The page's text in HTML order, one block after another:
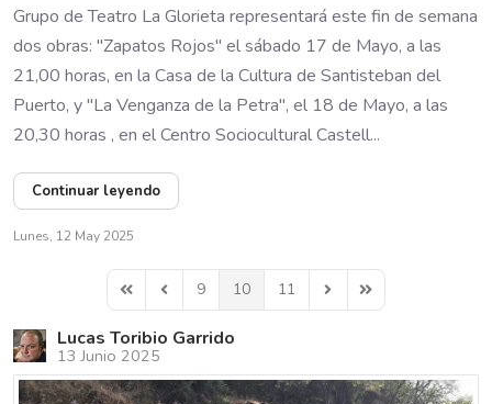
Grupo de Teatro La Glorieta representará este fin de semana
dos obras: "Zapatos Rojos" el sábado 17 de Mayo, a las
21,00 horas, en la Casa de la Cultura de Santisteban del
Puerto, y "La Venganza de la Petra", el 18 de Mayo, a las
20,30 horas , en el Centro Sociocultural Castell...
Continuar leyendo
Lunes, 12 May 2025
First PagePrevious Page
9 10 11 Next PageLast Page
Lucas Toribio Garrido
13 Junio 2025